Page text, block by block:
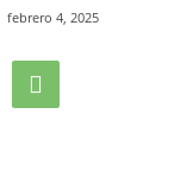
febrero 4, 2025